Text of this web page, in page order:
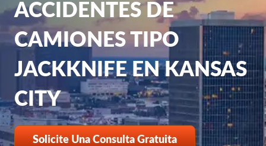
ACCIDENTES DE
CAMIONES TIPO
JACKKNIFE EN KANSAS
CITY
Solicite Una Consulta Gratuita